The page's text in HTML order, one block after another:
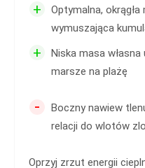
+
Optymalna,
wymuszająca
+
Niska masa
marsze na plażę
-
Boczny nawiew
relacji do wlotów
Oprzyj zrzut energii